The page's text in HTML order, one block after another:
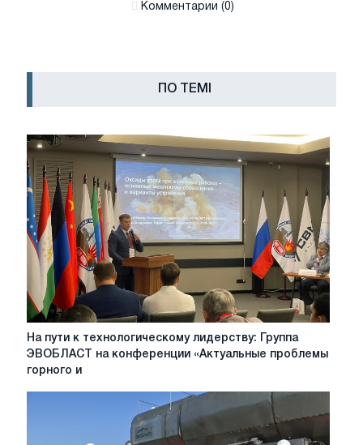
Комментарии (0)
ПО ТЕМІ
На
пути
к
На пути к технологическому лидерству: Группа
ЭВОБЛАСТ на конференции «Актуальные проблемы
горного и